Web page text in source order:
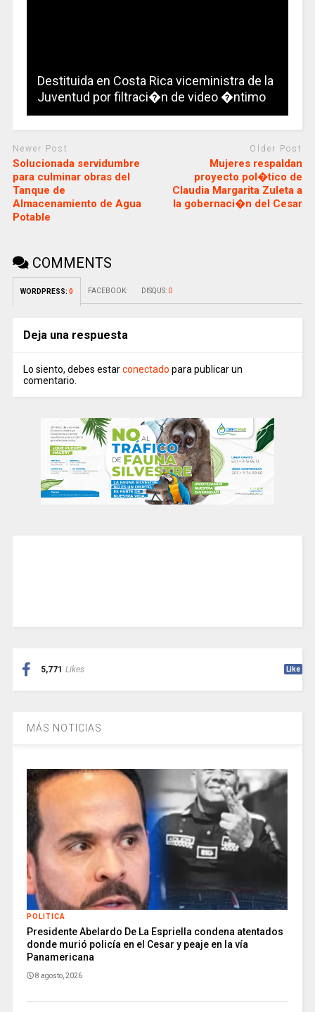
Destituida en Costa Rica viceministra de la
Juventud por filtraci�n de video �ntimo
Newer Post
Solucionada servidumbre
para culminar obras del
Tanque de
Almacenamiento de Agua
Potable
Older Post
Mujeres respaldan
proyecto pol�tico de
Claudia Margarita Zuleta a
la gobernaci�n del Cesar
COMMENTS
WORDPRESS: 0 FACEBOOK: DISQUS: 0
Deja una respuesta
Lo siento, debes estarconectado para publicar un
comentario.
5,771 Likes Like
MÁS NOTICIAS
POLITICA
Presidente Abelardo De La Espriella condena atentados
donde murió policía en el Cesar y peaje en la vía
Panamericana
8 agosto, 2026